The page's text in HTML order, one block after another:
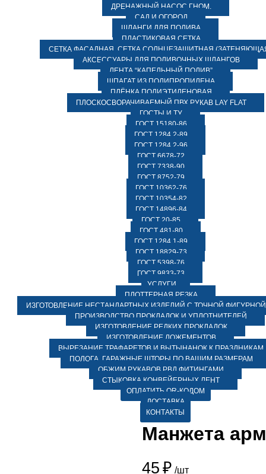
ДРЕНАЖНЫЙ НАСОС ГНОМ.
САД И ОГОРОД
ШЛАНГИ ДЛЯ ПОЛИВА
ПЛАСТИКОВАЯ СЕТКА
СЕТКА ФАСАДНАЯ. СЕТКА СОЛНЦЕЗАЩИТНАЯ
АКСЕССУАРЫ ДЛЯ ПОЛИВОЧНЫХ ШЛАНГОВ
ЛЕНТА “КАПЕЛЬНЫЙ ПОЛИВ”
ШПАГАТ ИЗ ПОЛИПРОПИЛЕНА
ПЛЁНКА ПОЛИЭТИЛЕНОВАЯ
ПЛОСКОСВОРАЧИВАЕМЫЙ ПВХ РУКАВ LAY FLAT
ГОСТЫ И ТУ
ГОСТ 15180-86
ГОСТ 1284.2-89
ГОСТ 1284.2-96
ГОСТ 6678-72
ГОСТ 7338-90
ГОСТ 8752-79
ГОСТ 10362-76
ГОСТ 10354-82
ГОСТ 14896-84
ГОСТ 20-85
ГОСТ 481-80
ГОСТ 1284.1-89
ГОСТ 18829-73
ГОСТ 5398-76
ГОСТ 9833-73
УСЛУГИ
ПЛОТТЕРНАЯ РЕЗКА
ИЗГОТОВЛЕНИЕ НЕСТАНДАРТНЫХ ИЗДЕЛИЙ С ТОЧНОЙ ФИГУРНОЙ
ПРОИЗВОДСТВО ПРОКЛАДОК И УПЛОТНИТЕЛЕЙ
ИЗГОТОВЛЕНИЕ РЕДКИХ ПРОКЛАДОК
ИЗГОТОВЛЕНИЕ ЛОЖЕМЕНТОВ
ВЫРЕЗАНИЕ ТРАФАРЕТОВ И ВЫТЫНАНОК К ПРАЗДНИКАМ
ПОЛОГА, ГАРАЖНЫЕ ШТОРЫ ПО ВАШИМ РАЗМЕРАМ
ОБЖИМ РУКАВОВ РВД ФИТИНГАМИ
СТЫКОВКА КОНВЕЙЕРНЫХ ЛЕНТ
ОПЛАТИТЬ QR-КОДОМ
ДОСТАВКА
КОНТАКТЫ
Манжета
45 ₽ /шт